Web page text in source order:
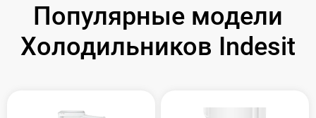
Популярные модели
Холодильников Indesit